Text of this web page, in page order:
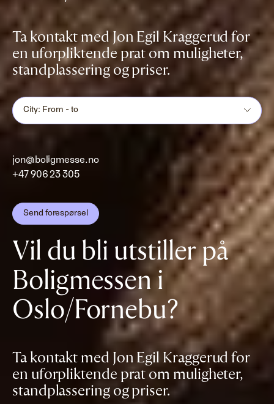
Ta kontakt med Jon Egil Kraggerud for
en uforpliktende prat om muligheter,
standplassering og priser.
City: From - to
jon@boligmesse.no
+47 906 23 305
Send forespørsel
Vil du bli utstiller på
Boligmessen i
Oslo/Fornebu?
Ta kontakt med Jon Egil Kraggerud for
en uforpliktende prat om muligheter,
standplassering og priser.